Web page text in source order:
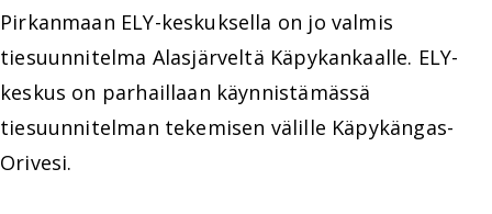
Pirkanmaan ELY-keskuksella on jo valmis
tiesuunnitelma Alasjärveltä Käpykankaalle. ELY-
keskus on parhaillaan käynnistämässä
tiesuunnitelman tekemisen välille Käpykängas-
Orivesi.